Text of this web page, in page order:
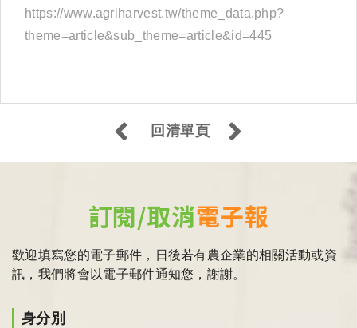
https://www.agriharvest.tw/theme_data.php?
theme=article&sub_theme=article&id=445
回清單頁
訂閱/取消電子報
歡迎填寫您的電子郵件，日後若有農企業的相關活動或資
訊，我們將會以電子郵件通知您，謝謝。
身分別